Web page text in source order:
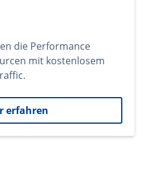
die Performance
mit kostenlosem
erfahren